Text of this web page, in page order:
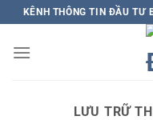
qua
nội
KÊNH THÔNG TIN ĐẦU TƯ
LƯU TRỮ